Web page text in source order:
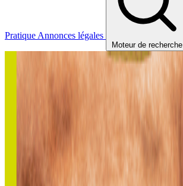
Pratique Annonces légales
Moteur de recherche